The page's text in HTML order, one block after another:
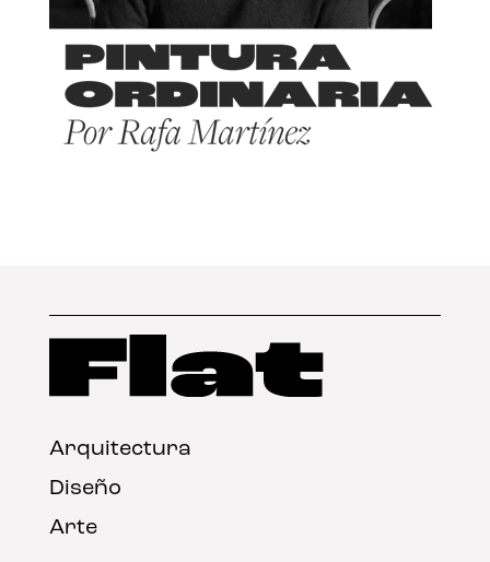
Arquitectura
Diseño
Arte